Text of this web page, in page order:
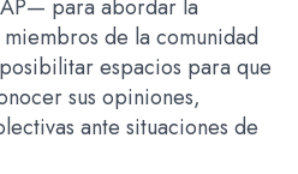
para abordar la
de la comunidad
espacios para que
sus opiniones,
ante situaciones de